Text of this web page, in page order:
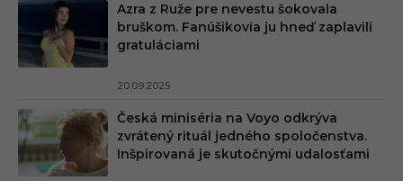
Azra z Ruže pre nevestu šokovala
bruškom. Fanúšikovia ju hneď zaplavili
gratuláciami
20.09.2025
Česká miniséria na Voyo odkrýva
zvrátený rituál jedného spoločenstva.
Inšpirovaná je skutočnými udalosťami